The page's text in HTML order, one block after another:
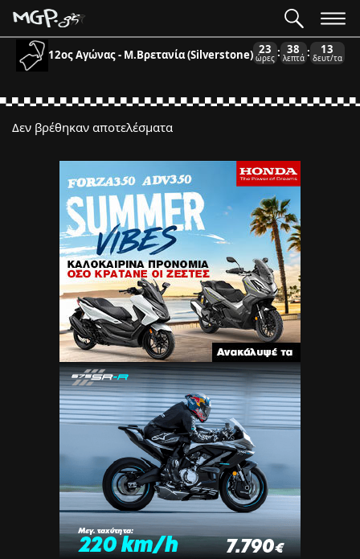
12ος Αγώνας - Μ.Βρετανία (Silverstone) 23
ώρες : 38
λεπτά : 13
δευτ/τα
Δεν βρέθηκαν αποτελέσματα